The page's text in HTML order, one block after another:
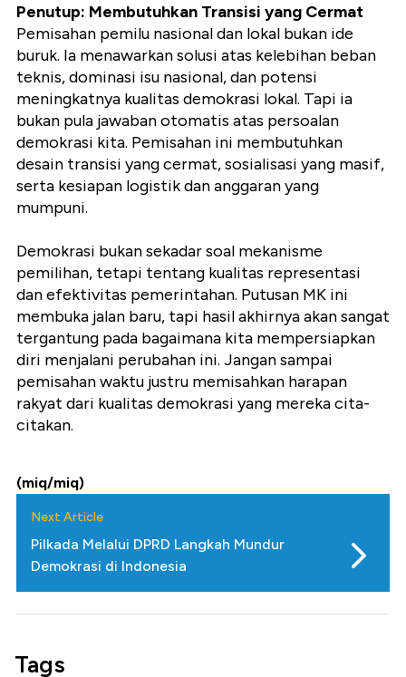
Penutup: Membutuhkan Transisi yang Cermat
Pemisahan pemilu nasional dan lokal bukan ide
buruk. Ia menawarkan solusi atas kelebihan beban
teknis, dominasi isu nasional, dan potensi
meningkatnya kualitas demokrasi lokal. Tapi ia
bukan pula jawaban otomatis atas persoalan
demokrasi kita. Pemisahan ini membutuhkan
desain transisi yang cermat, sosialisasi yang masif,
serta kesiapan logistik dan anggaran yang
mumpuni.
Demokrasi bukan sekadar soal mekanisme
pemilihan, tetapi tentang kualitas representasi
dan efektivitas pemerintahan. Putusan MK ini
membuka jalan baru, tapi hasil akhirnya akan sangat
tergantung pada bagaimana kita mempersiapkan
diri menjalani perubahan ini. Jangan sampai
pemisahan waktu justru memisahkan harapan
rakyat dari kualitas demokrasi yang mereka cita-
citakan.
(miq/miq)
Next Article
Pilkada Melalui DPRD Langkah Mundur
Demokrasi di Indonesia
Tags